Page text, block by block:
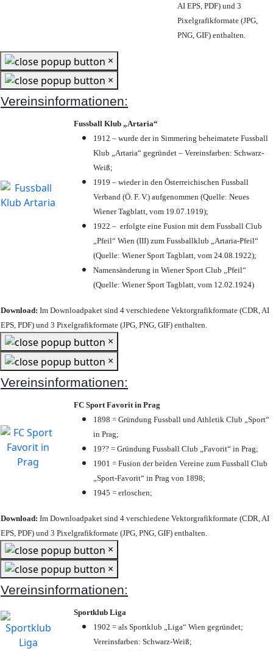
AI EPS, PDF) und 3
Pixelgrafikformate (JPG,
PNG, GIF) enthalten.
×
×
Vereinsinformationen:
Fussball Klub „Artaria“
1912 – wurde der in Simmering beheimatete Fussball
Klub „Artaria“ gegründet – Vereinsfarben: Schwarz-
Weiß;
1919 – wieder in den Österreichischen Fussball
Verband (Ö. F. V.) aufgenommen (Quelle: Neues
Wiener Tagblatt, vom 19.07.1919);
1922 – erfolgte eine Fusion mit dem Fussball Club
„Pfeil“ Wien (III) zum Fussballklub „Artaria-Pfeil“
(Quelle: Wiener Sport Tagblatt, vom 24.08.1922);
Namensänderung in Wiener Sport Club „Pfeil“
(Quelle: Wiener Sport Tagblatt, vom 12.02.1924)
Download: Im Downloadpaket sind 4 verschiedene Vektorgrafikformate (CDR, AI
EPS, PDF) und 3 Pixelgrafikformate (JPG, PNG, GIF) enthalten.
×
×
Vereinsinformationen:
FC Sport Favorit in Prag
1898 = Gründung Fussball und Athletik Club „Sport“
in Prag;
19?? = Gründung Fussball Club „Favorit“ in Prag;
1901 = Fusion der beiden Vereine zum Fussball Club
„Sport-Favorit“ in Prag von 1898;
1945 = erloschen;
Download: Im Downloadpaket sind 4 verschiedene Vektorgrafikformate (CDR, AI
EPS, PDF) und 3 Pixelgrafikformate (JPG, PNG, GIF) enthalten.
×
×
Vereinsinformationen:
Sportklub Liga
1902 = als Sportklub „Liga“ Wien gegründet;
Vereinsfarben: Schwarz-Weiß;